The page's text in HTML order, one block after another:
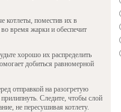
котлеты, поместив их в
время жарки и обеспечит
хорошо их распределить
добиться равномерной
отправкой на разогретую
Следите, чтобы слой
не пересушивая котлету.